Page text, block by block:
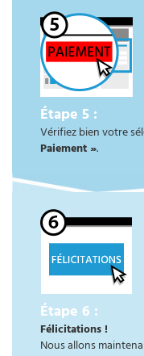
Étape 5 :
Vérifiez bien votre
Paiement ».
Étape 6 :
Félicitations !
Nous allons